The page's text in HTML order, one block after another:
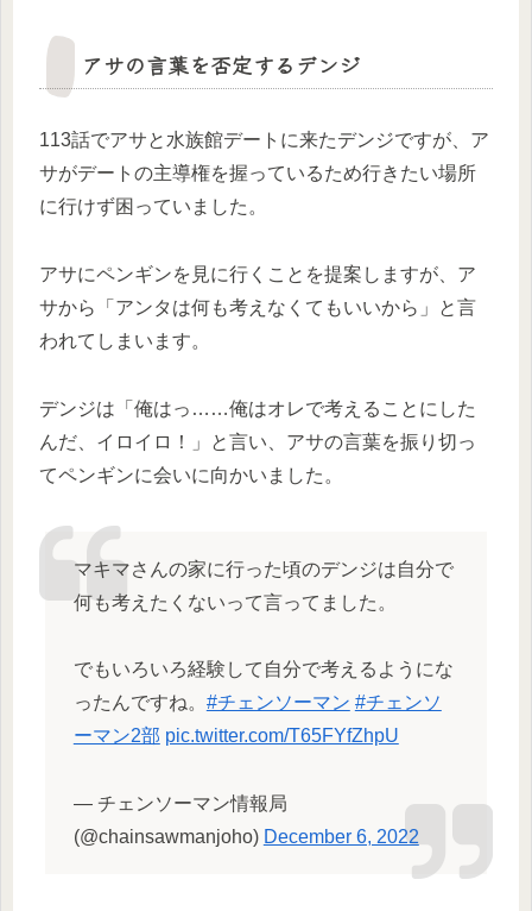
アサの言葉を否定するデンジ
113話でアサと水族館デートに来たデンジですが、ア
サがデートの主導権を握っているため行きたい場所
に行けず困っていました。
アサにペンギンを見に行くことを提案しますが、ア
サから「アンタは何も考えなくてもいいから」と言
われてしまいます。
デンジは「俺はっ……俺はオレで考えることにした
んだ、イロイロ！」と言い、アサの言葉を振り切っ
てペンギンに会いに向かいました。
マキマさんの家に行った頃のデンジは自分で
何も考えたくないって言ってました。
でもいろいろ経験して自分で考えるようにな
ったんですね。 #チェンソーマン #チェンソ
ーマン2部 pic.twitter.com/T65FYfZhpU
— チェンソーマン情報局
(@chainsawmanjoho) December 6, 2022